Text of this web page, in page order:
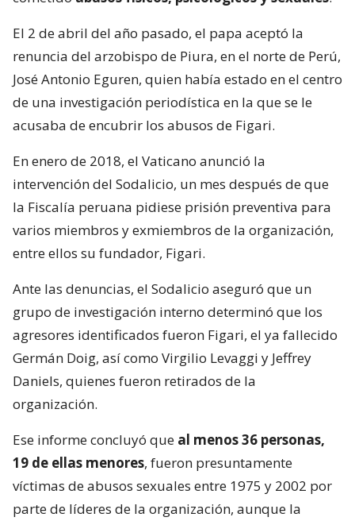
El 2 de abril del año pasado, el papa aceptó la
renuncia del arzobispo de Piura, en el norte de Perú,
José Antonio Eguren, quien había estado en el centro
de una investigación periodística en la que se le
acusaba de encubrir los abusos de Figari.
En enero de 2018, el Vaticano anunció la
intervención del Sodalicio, un mes después de que
la Fiscalía peruana pidiese prisión preventiva para
varios miembros y exmiembros de la organización,
entre ellos su fundador, Figari.
Ante las denuncias, el Sodalicio aseguró que un
grupo de investigación interno determinó que los
agresores identificados fueron Figari, el ya fallecido
Germán Doig, así como Virgilio Levaggi y Jeffrey
Daniels, quienes fueron retirados de la
organización.
Ese informe concluyó que al menos 36 personas,
19 de ellas menores, fueron presuntamente
víctimas de abusos sexuales entre 1975 y 2002 por
parte de líderes de la organización, aunque la